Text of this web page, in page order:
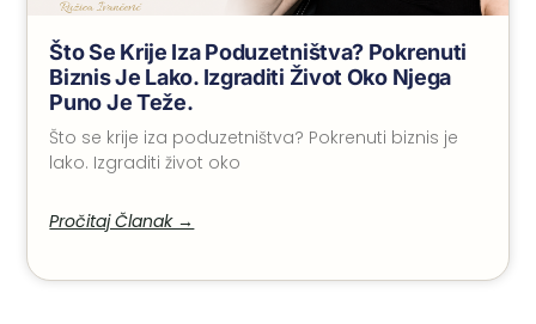
Što Se Krije Iza Poduzetništva? Pokrenuti
Biznis Je Lako. Izgraditi Život Oko Njega
Puno Je Teže.
Što se krije iza poduzetništva? Pokrenuti biznis je
lako. Izgraditi život oko
Pročitaj Članak →